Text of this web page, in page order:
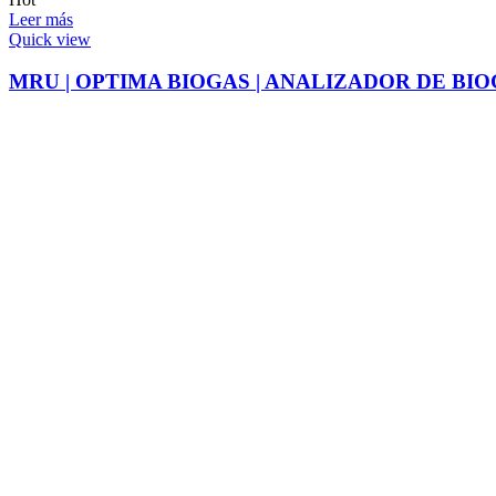
Leer más
Quick view
MRU | OPTIMA BIOGAS | ANALIZADOR DE